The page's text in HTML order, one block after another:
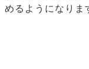
めるようになりま